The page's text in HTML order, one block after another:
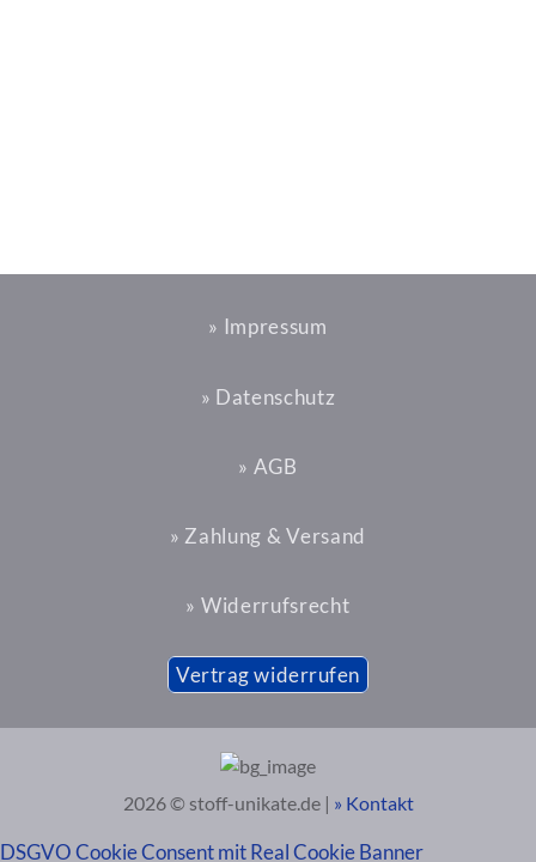
» Impressum
» Datenschutz
» AGB
» Zahlung & Versand
» Widerrufsrecht
Vertrag widerrufen
2026 © stoff-unikate.de | » Kontakt
DSGVO Cookie Consent mit Real Cookie Banner